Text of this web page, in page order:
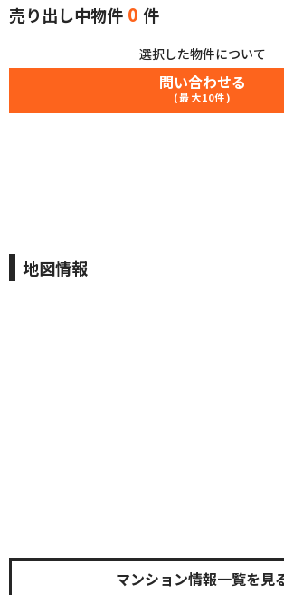
売り出し中物件 0 件
選択した物件について
問い合わせる
(最大10件)
地図情報
マンション情報一覧を見